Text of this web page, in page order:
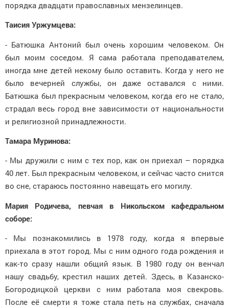
порядка двадцати православных мензелинцев.
Таисия Уржумцева:
- Батюшка Антоний был очень хорошим человеком. Он
был моим соседом. Я сама работала преподавателем,
иногда мне детей некому было оставить. Когда у него не
было вечерней службы, он даже оставался с ними.
Батюшка был прекрасным человеком, когда его не стало,
страдал весь город вне зависимости от национальности
и религиозной принадлежности.
Тамара Муринова:
- Мы дружили с ним с тех пор, как он приехал – порядка
40 лет. Был прекрасным человеком, и сейчас часто снится
во сне, стараюсь постоянно навещать его могилу.
Мария Родичева, певчая в Никольском кафедральном
соборе:
- Мы познакомились в 1978 году, когда я впервые
приехала в этот город. Мы с ним одного года рождения и
как-то сразу нашли общий язык. В 1980 году он венчал
нашу свадьбу, крестил наших детей. Здесь, в Казанско-
Богородицкой церкви с ним работала моя свекровь.
После её смерти я тоже стала петь на службах, сначала